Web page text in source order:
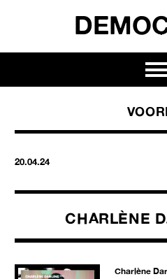
CHARLÈNE
Charlène
20.04.24